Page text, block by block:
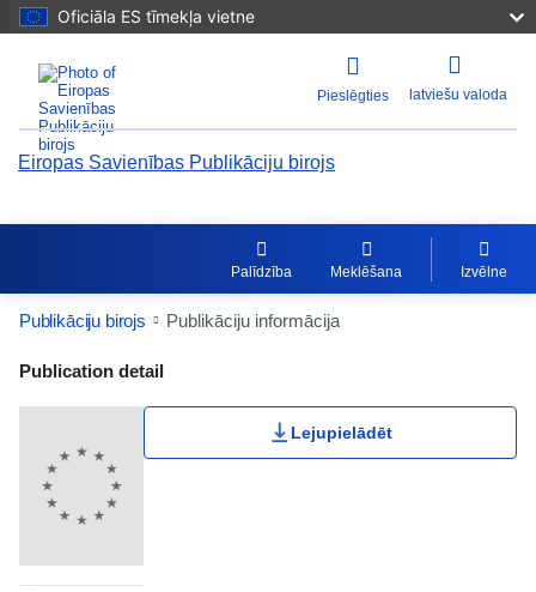
Oficiāla ES tīmekļa vietne
Pieslēgties latviešu valoda
Eiropas Savienības Publikāciju birojs
Palīdzība Meklēšana Izvēlne
Publikāciju birojs Publikāciju informācija
Publication Detail Actions Portlet
Lietotāju vērtējums
Publication detail
Lejupielādēt